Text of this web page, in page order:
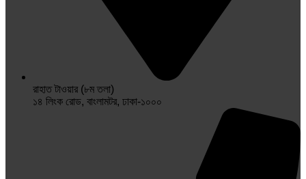
রাহাত টাওয়ার (৮ম তলা)
১৪ লিংক রোড, বাংলামটর, ঢাকা-১০০০